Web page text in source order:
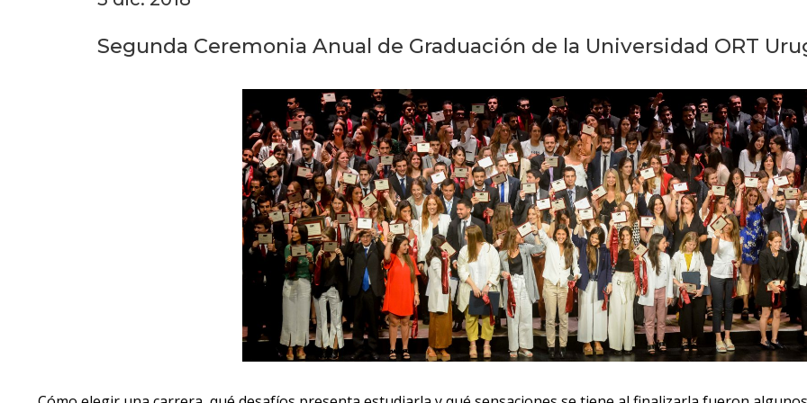
Segunda Ceremonia Anual de Graduación de la Universidad ORT